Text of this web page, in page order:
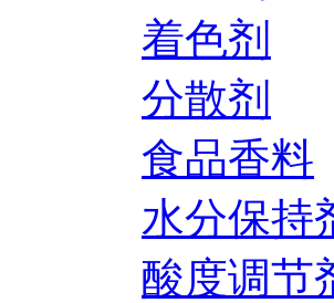
着色剂
分散剂
食品香料
水分保持
酸度调节